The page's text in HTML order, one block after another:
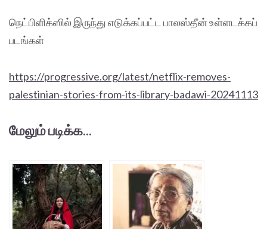
நெட்பிளிக்ஸில் இருந்து எடுக்கப்பட்ட பாலஸ்தீன் உள்ளடக்கப்
படங்கள்
https://progressive.org/latest/netflix-removes-
palestinian-stories-from-its-library-badawi-20241113
மேலும் படிக்க...